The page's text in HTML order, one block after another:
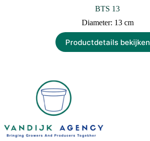
BTS 13
Diameter: 13 cm
Productdetails bekijken